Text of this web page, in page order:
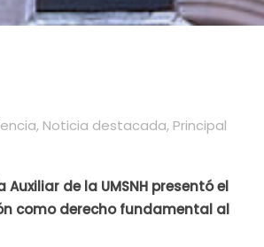
, Noticia destacada, Principal
Auxiliar de la UMSNH presentó el
como derecho fundamental al